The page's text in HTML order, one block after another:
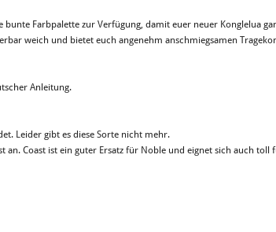
bunte Farbpalette zur Verfügung, damit euer neuer Konglelua
weich und bietet euch angenehm anschmiegsamen
Anleitung.
Leider gibt es diese Sorte nicht mehr.
an. Coast ist ein guter Ersatz für Noble und eignet sich auch toll